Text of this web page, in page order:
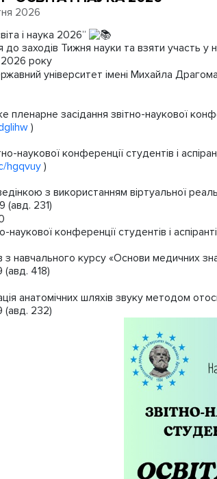
2026
і наука 2026”
заходів Тижня науки та взяти участь у
року
університет імені Михайла
пленарне засідання звітно-наукової
)
наукової конференції студентів і
hgqvuy)
з використанням віртуальної
(авд. 231)
наукової конференції студентів і
з навчального курсу «Основи медичних
(авд. 418)
анатомічних шляхів звуку методом
(авд. 232)